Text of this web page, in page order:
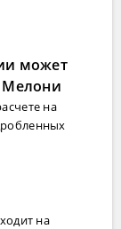
может
Мелони
на
на